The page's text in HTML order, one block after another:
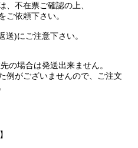
不在票ご確認の上、
ご依頼下さい。
)にご注意下さい。
の場合は発送出来ません。
例がございませんので、ご注文